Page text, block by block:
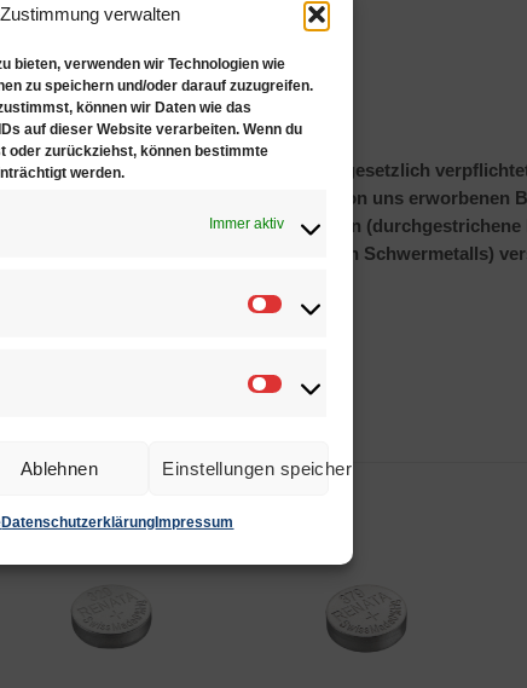
verwalten
bieten, verwenden wir Technologien wie
zu speichern und/oder darauf zuzugreifen.
können wir Daten wie das
auf dieser Website verarbeiten. Wenn du
oder zurückziehst, können bestimmte
werden.
Immer aktiv
Statistiken
Marketing
Ablehnen Einstellungen speichern
Datenschutzerklärung Impressum
x h)
(BattG)
entsorgt werden. Verbraucher sind gesetzlich
zu entsorgen. Sie können die von uns erworbenen
Batterien sind mit einem Zeichen
als schadstoffhaltig ausschlaggebenden Schwermetalls)